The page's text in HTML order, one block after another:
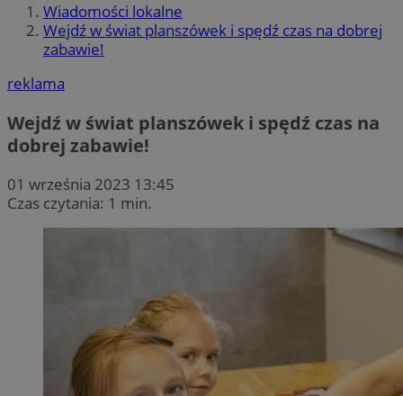
Wiadomości lokalne
Wejdź w świat planszówek i spędź czas na dobrej
zabawie!
reklama
Wejdź w świat planszówek i spędź czas na
dobrej zabawie!
01 września 2023 13:45
Czas czytania: 1 min.